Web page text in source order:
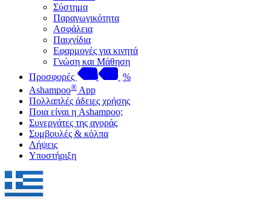
Σύστημα
Παραγωγικότητα
Ασφάλεια
Παιχνίδια
Εφαρμογές για κινητά
Γνώση και Μάθηση
Προσφορές
%
Ashampoo® App
Πολλαπλές άδειες χρήσης
Ποια είναι η Ashampoo;
Συνεργάτες της αγοράς
Συμβουλές & κόλπα
Λήψεις
Υποστήριξη